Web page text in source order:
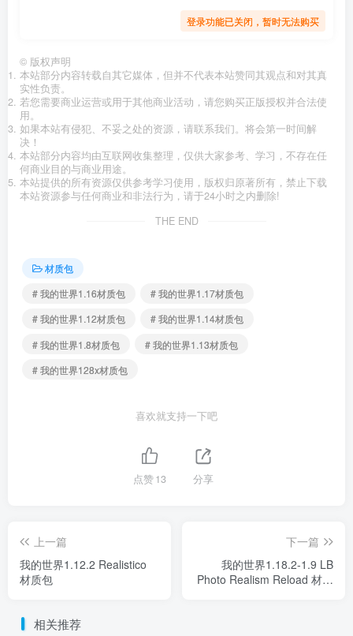
登录功能已关闭，暂时无法购买
© 版权声明
本站部分内容转载自其它媒体，但并不代表本站赞同其观点和对其真
实性负责。
若您需要商业运营或用于其他商业活动，请您购买正版授权并合法使
用。
如果本站有侵犯、不妥之处的资源，请联系我们。将会第一时间解
决！
本站部分内容均由互联网收集整理，仅供大家参考、学习，不存在任
何商业目的与商业用途。
本站提供的所有资源仅供参考学习使用，版权归原著所有，禁止下载
本站资源参与任何商业和非法行为，请于24小时之内删除!
THE END
材质包
# 我的世界1.16材质包
# 我的世界1.17材质包
# 我的世界1.12材质包
# 我的世界1.14材质包
# 我的世界1.8材质包
# 我的世界1.13材质包
# 我的世界128x材质包
喜欢就支持一下吧
点赞13 分享
上一篇
我的世界1.12.2 Realistico
材质包
下一篇
我的世界1.18.2-1.9 LB
Photo Realism Reload 材质
相关推荐